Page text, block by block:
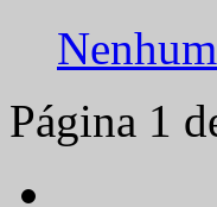
Página 1